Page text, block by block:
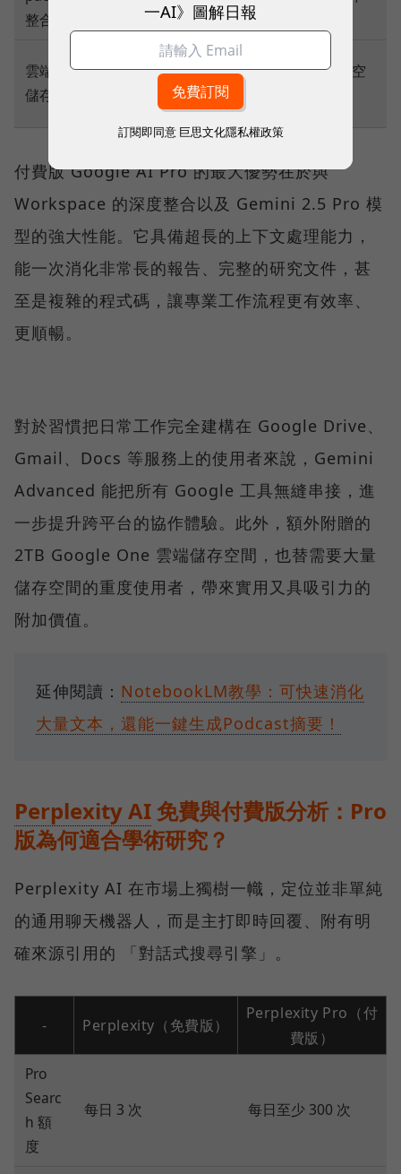
整合
程式中使用
功能
雲端
儲存
2TB Google One 雲端儲存空
間
付費版 Google AI Pro 的最大優勢在於與
Workspace 的深度整合以及 Gemini 2.5 Pro 模
型的強大性能。它具備超長的上下文處理能力，
能一次消化非常長的報告、完整的研究文件，甚
至是複雜的程式碼，讓專業工作流程更有效率、
更順暢。
對於習慣把日常工作完全建構在 Google Drive、
Gmail、Docs 等服務上的使用者來說，Gemini
Advanced 能把所有 Google 工具無縫串接，進
一步提升跨平台的協作體驗。此外，額外附贈的
2TB Google One 雲端儲存空間，也替需要大量
儲存空間的重度使用者，帶來實用又具吸引力的
附加價值。
延伸閱讀： NotebookLM教學：可快速消化
大量文本，還能一鍵生成Podcast摘要！
Perplexity AI 免費與付費版分析：Pro
版為何適合學術研究？
Perplexity AI 在市場上獨樹一幟，定位並非單純
的通用聊天機器人，而是主打即時回覆、附有明
確來源引用的 「對話式搜尋引擎」。
- Perplexity（免費版）
Perplexity Pro（付
費版）
Pro
Searc
h 額
度
每日 3 次 每日至少 300 次
一AI》圖解日報
訂閱即同意 巨思文化隱私權政策